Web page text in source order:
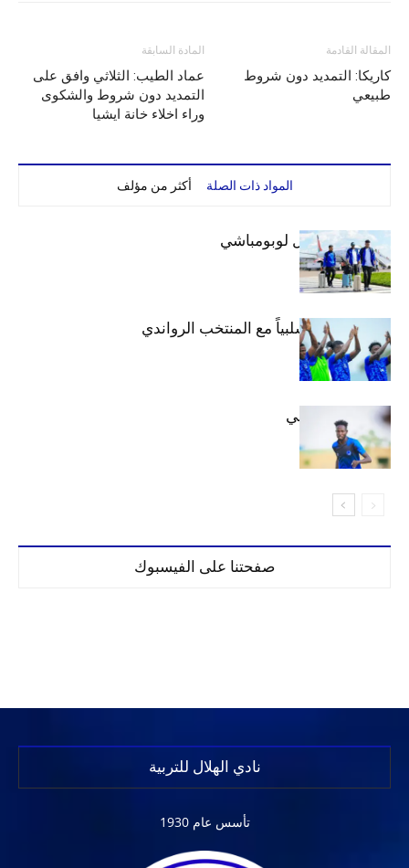
المادة السابقة
عماد الطيب: الثلاثي وافق على
التمديد دون شروط والشكوى
وراء اخلاء خانة ايشيا
المقالة القادمة
كاريكا: التمديد دون شروط
طبيعي
المواد ذات الصلة أكثر من مؤلف
بعثة الهلال تصل لوبومباشي
الهلال يتعادل سلبياً مع المنتخب الرواندي
إعدادياً
كنن يصل كيجالي
صفحتنا على الفيسبوك
نادي الهلال للتربية
تأسس عام 1930